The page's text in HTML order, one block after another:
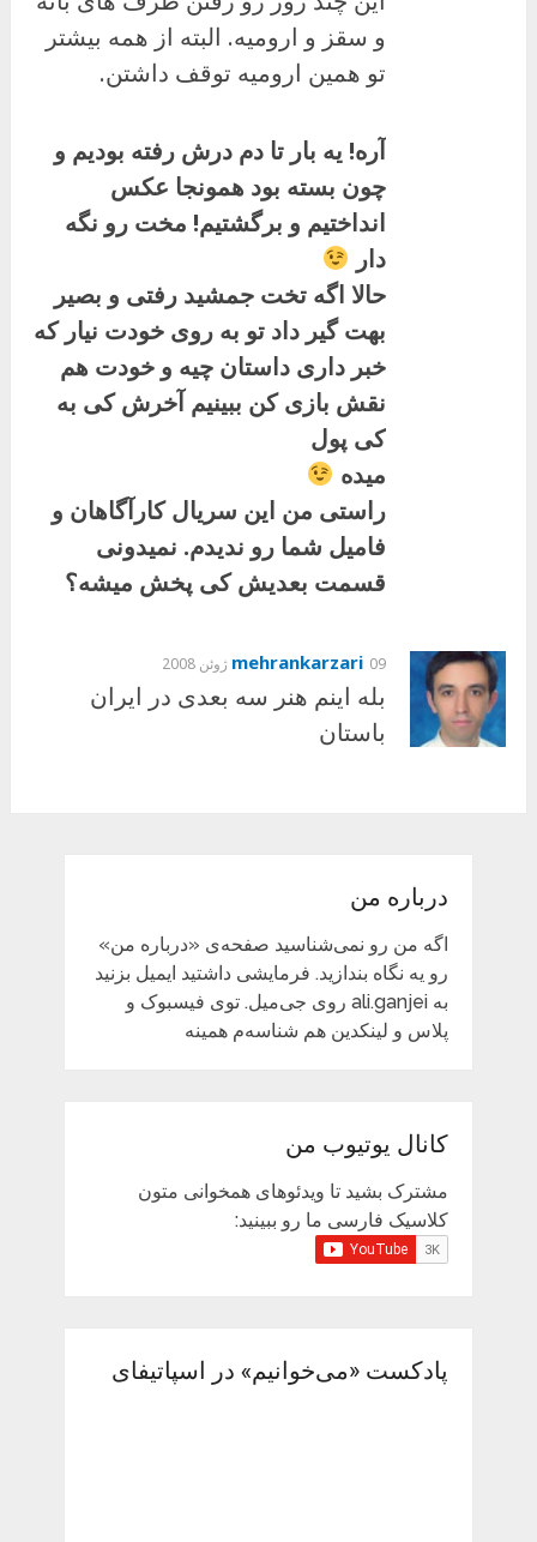
و سقز و ارومیه. البته از همه بیشتر
تو همین ارومیه توقف داشتن.
آره! یه بار تا دم درش رفته بودیم و
چون بسته بود همونجا عکس
انداختیم و برگشتیم! مخت رو نگه
دار
حالا اگه تخت جمشید رفتی و بصیر
بهت گیر داد تو به روی خودت نیار که
خبر داری داستان چیه و خودت هم
نقش بازی کن ببینیم آخرش کی به
کی پول
میده
راستی من این سریال کارآگاهان و
فامیل شما رو ندیدم. نمیدونی
قسمت بعدیش کی پخش میشه؟
mehrankarzari 09 ژوئن 2008
بله اینم هنر سه بعدی در ایران
باستان
درباره من
اگه من رو نمی‌شناسید صفحه‌ی «درباره من»
رو یه نگاه بندازید. فرمایشی داشتید ایمیل بزنید
به ali.ganjei روی جی‌میل. توی فیسبوک و
پلاس و لینکدین هم شناسه‌م همینه
کانال یوتیوب من
مشترک بشید تا ویدئوهای همخوانی متون
کلاسیک فارسی ما رو ببینید:
پادکست «می‌خوانیم» در اسپاتیفای